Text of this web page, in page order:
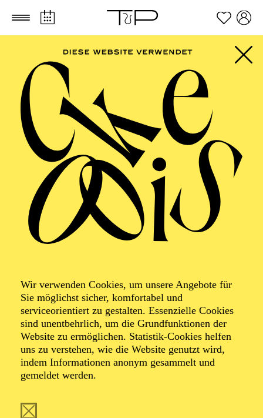
Zum Hauptinhalt springen Zum Footer springen
Wir verwenden Cookies, um unsere Angebote für
Sie möglichst sicher, komfortabel und
serviceorientiert zu gestalten. Essenzielle Cookies
sind unentbehrlich, um die Grundfunktionen der
Website zu ermöglichen. Statistik-Cookies helfen
uns zu verstehen, wie die Website genutzt wird,
indem Informationen anonym gesammelt und
gemeldet werden.
FILTER
SEPTEMBER 2026
PHILHARMONIE ESSEN
Freitag
04.09.2026
20:00 - 23:00
Alfried Krupp Saal
Veranstalter: Theater-, Konzert- u. Gastspieldirektion OTTO
HOFNER GMBH
TICKETS
55,20 52,70€
Die Veranstaltung ist vom Angebot der TUPcard ausgeschlossen.
Samstag